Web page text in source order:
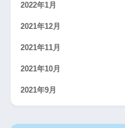
2022年1月
2021年12月
2021年11月
2021年10月
2021年9月